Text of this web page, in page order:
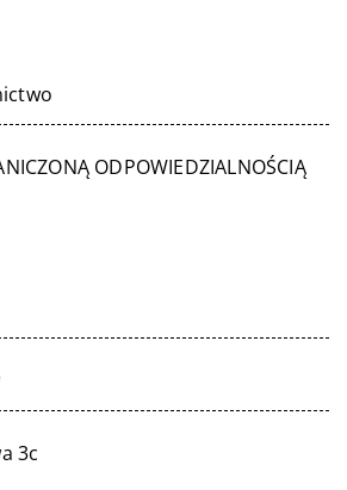
ODPOWIEDZIALNOŚCIĄ
3c